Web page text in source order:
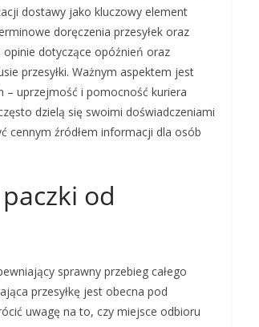
dostawy jako kluczowy element
doręczenia przesyłek oraz
dotyczące opóźnień oraz
przesyłki. Ważnym aspektem jest
uprzejmość i pomocność kuriera
dzielą się swoimi doświadczeniami
cennym źródłem informacji dla osób
od
sprawny przebieg całego
przesyłkę jest obecna pod
uwagę na to, czy miejsce odbioru